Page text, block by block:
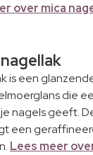
over mica
is een
die
nagels geeft.
een
Lees meer